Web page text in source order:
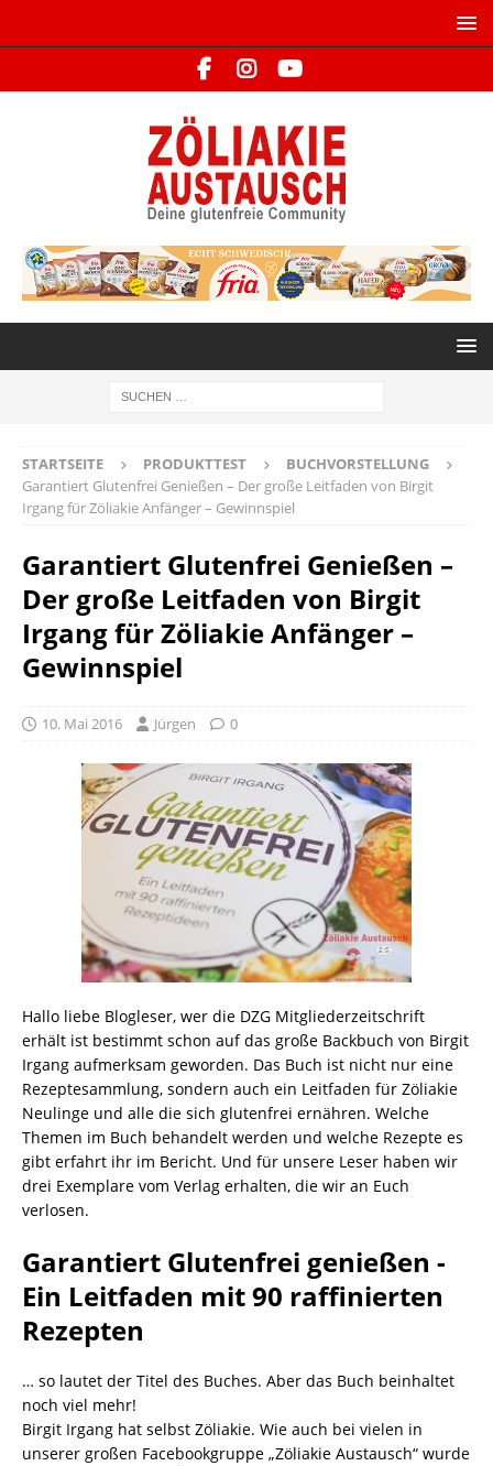
STARTSEITE PRODUKTTEST
BUCHVORSTELLUNG
Garantiert Glutenfrei Genießen – Der große Leitfaden von Birgit
Irgang für Zöliakie Anfänger – Gewinnspiel
Garantiert Glutenfrei Genießen –
Der große Leitfaden von Birgit
Irgang für Zöliakie Anfänger –
Gewinnspiel
10. Mai 2016 Jürgen 0
Hallo liebe Blogleser, wer die DZG Mitgliederzeitschrift
erhält ist bestimmt schon auf das große Backbuch von Birgit
Irgang aufmerksam geworden. Das Buch ist nicht nur eine
Rezeptesammlung, sondern auch ein Leitfaden für Zöliakie
Neulinge und alle die sich glutenfrei ernähren. Welche
Themen im Buch behandelt werden und welche Rezepte es
gibt erfahrt ihr im Bericht. Und für unsere Leser haben wir
drei Exemplare vom Verlag erhalten, die wir an Euch
verlosen.
Garantiert Glutenfrei genießen -
Ein Leitfaden mit 90 raffinierten
Rezepten
… so lautet der Titel des Buches. Aber das Buch beinhaltet
noch viel mehr!
Birgit Irgang hat selbst Zöliakie. Wie auch bei vielen in
unserer großen Facebookgruppe „Zöliakie Austausch“ wurde